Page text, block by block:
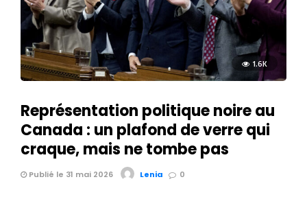
1.6K
Représentation politique noire au
Canada : un plafond de verre qui
craque, mais ne tombe pas
Publié le 31 mai 2026 Lenia 0